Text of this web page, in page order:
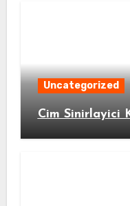
Uncategorized
Cim Sinirlayici